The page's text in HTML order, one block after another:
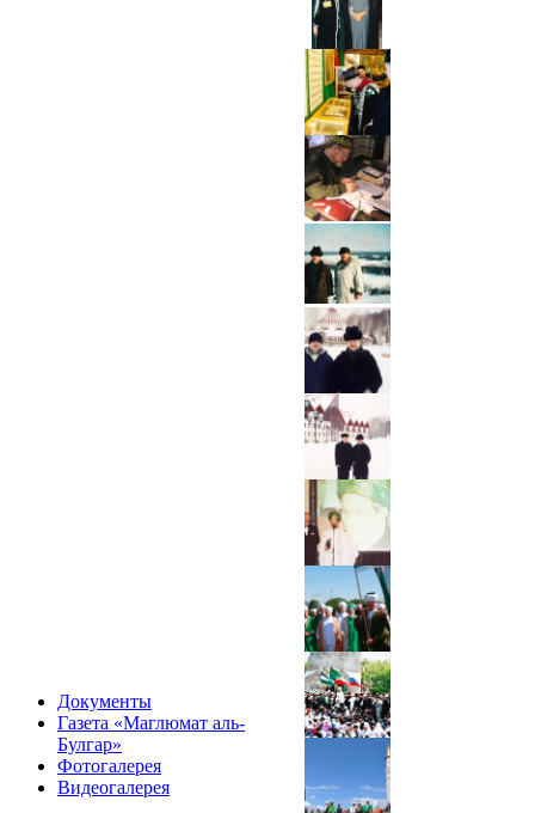
Документы
Газета «Маглюмат аль-
Булгар»
Фотогалерея
Видеогалерея